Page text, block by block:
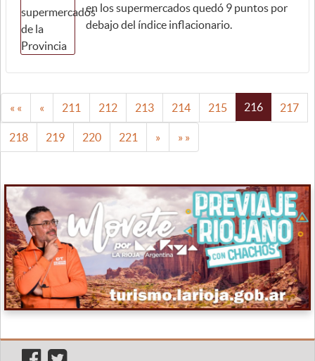
en los supermercados quedó 9 puntos por
debajo del índice inflacionario.
« « « 211 212 213 214 215 216 217
218 219 220 221 » » »